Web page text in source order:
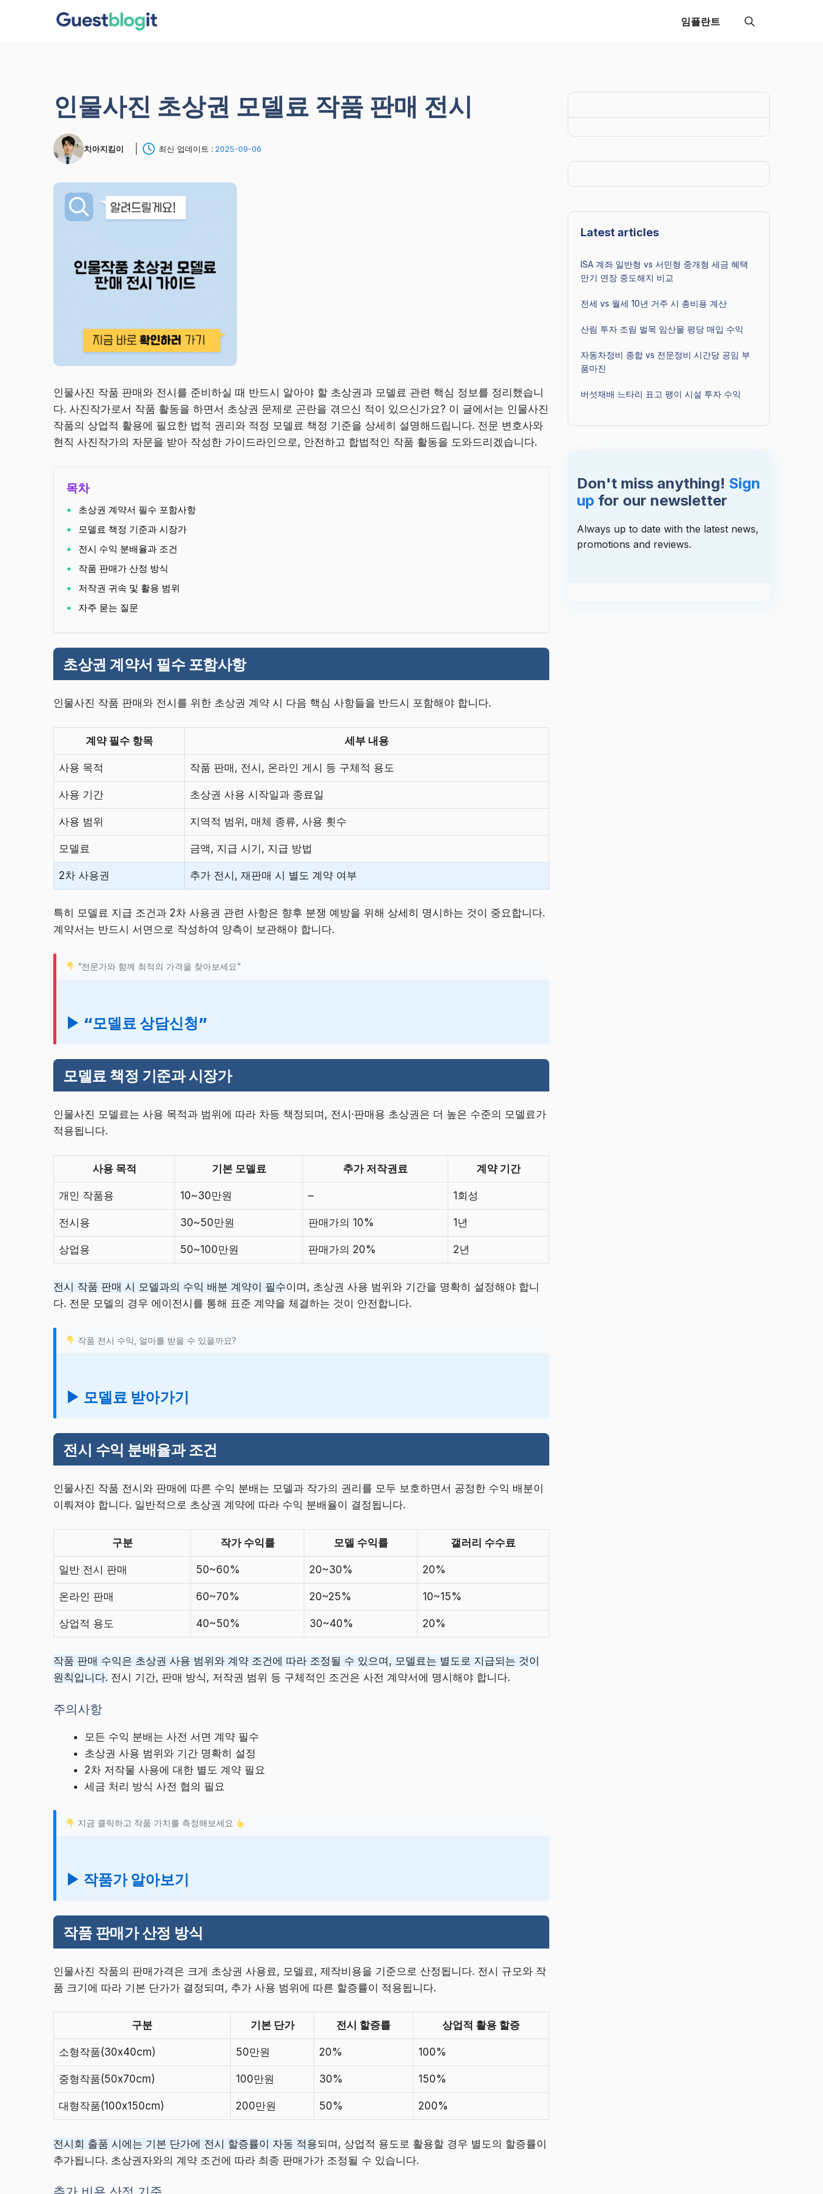
임플란트
인물사진 초상권 모델료 작품 판매 전시
치아지킴이 최신 업데이트 : 2025-09-06
인물사진 작품 판매와 전시를 준비하실 때 반드시 알아야 할 초상권과 모델료 관련 핵심 정보를 정리했습니
다. 사진작가로서 작품 활동을 하면서 초상권 문제로 곤란을 겪으신 적이 있으신가요? 이 글에서는 인물사진
작품의 상업적 활용에 필요한 법적 권리와 적정 모델료 책정 기준을 상세히 설명해드립니다. 전문 변호사와
현직 사진작가의 자문을 받아 작성한 가이드라인으로, 안전하고 합법적인 작품 활동을 도와드리겠습니다.
목차
초상권 계약서 필수 포함사항
모델료 책정 기준과 시장가
전시 수익 분배율과 조건
작품 판매가 산정 방식
저작권 귀속 및 활용 범위
자주 묻는 질문
초상권 계약서 필수 포함사항
인물사진 작품 판매와 전시를 위한 초상권 계약 시 다음 핵심 사항들을 반드시 포함해야 합니다.
계약 필수 항목 세부 내용
사용 목적 작품 판매, 전시, 온라인 게시 등 구체적 용도
사용 기간 초상권 사용 시작일과 종료일
사용 범위 지역적 범위, 매체 종류, 사용 횟수
모델료 금액, 지급 시기, 지급 방법
2차 사용권 추가 전시, 재판매 시 별도 계약 여부
특히 모델료 지급 조건과 2차 사용권 관련 사항은 향후 분쟁 예방을 위해 상세히 명시하는 것이 중요합니다.
계약서는 반드시 서면으로 작성하여 양측이 보관해야 합니다.
“전문가와 함께 최적의 가격을 찾아보세요”
▶ “모델료 상담신청”
모델료 책정 기준과 시장가
인물사진 모델료는 사용 목적과 범위에 따라 차등 책정되며, 전시·판매용 초상권은 더 높은 수준의 모델료가
적용됩니다.
사용 목적 기본 모델료 추가 저작권료 계약 기간
개인 작품용 10~30만원 – 1회성
전시용 30~50만원 판매가의 10% 1년
상업용 50~100만원 판매가의 20% 2년
전시 작품 판매 시 모델과의 수익 배분 계약이 필수이며, 초상권 사용 범위와 기간을 명확히 설정해야 합니
다. 전문 모델의 경우 에이전시를 통해 표준 계약을 체결하는 것이 안전합니다.
작품 전시 수익, 얼마를 받을 수 있을까요?
▶ 모델료 받아가기
전시 수익 분배율과 조건
인물사진 작품 전시와 판매에 따른 수익 분배는 모델과 작가의 권리를 모두 보호하면서 공정한 수익 배분이
이뤄져야 합니다. 일반적으로 초상권 계약에 따라 수익 분배율이 결정됩니다.
구분 작가 수익률 모델 수익률 갤러리 수수료
일반 전시 판매 50~60% 20~30% 20%
온라인 판매 60~70% 20~25% 10~15%
상업적 용도 40~50% 30~40% 20%
작품 판매 수익은 초상권 사용 범위와 계약 조건에 따라 조정될 수 있으며, 모델료는 별도로 지급되는 것이
원칙입니다. 전시 기간, 판매 방식, 저작권 범위 등 구체적인 조건은 사전 계약서에 명시해야 합니다.
주의사항
모든 수익 분배는 사전 서면 계약 필수
초상권 사용 범위와 기간 명확히 설정
2차 저작물 사용에 대한 별도 계약 필요
세금 처리 방식 사전 협의 필요
지금 클릭하고 작품 가치를 측정해보세요
▶ 작품가 알아보기
작품 판매가 산정 방식
인물사진 작품의 판매가격은 크게 초상권 사용료, 모델료, 제작비용을 기준으로 산정됩니다. 전시 규모와 작
품 크기에 따라 기본 단가가 결정되며, 추가 사용 범위에 따른 할증률이 적용됩니다.
구분 기본 단가 전시 할증률 상업적 활용 할증
소형작품(30x40cm) 50만원 20% 100%
중형작품(50x70cm) 100만원 30% 150%
대형작품(100x150cm) 200만원 50% 200%
전시회 출품 시에는 기본 단가에 전시 할증률이 자동 적용되며, 상업적 용도로 활용할 경우 별도의 할증률이
추가됩니다. 초상권자와의 계약 조건에 따라 최종 판매가가 조정될 수 있습니다.
Latest articles
ISA 계좌 일반형 vs 서민형 중개형 세금 혜택
만기 연장 중도해지 비교
전세 vs 월세 10년 거주 시 총비용 계산
산림 투자 조림 벌목 임산물 평당 매입 수익
자동차정비 종합 vs 전문정비 시간당 공임 부
품마진
버섯재배 느타리 표고 팽이 시설 투자 수익
Don't miss anything! Sign
up for our newsletter
Always up to date with the latest news,
promotions and reviews.